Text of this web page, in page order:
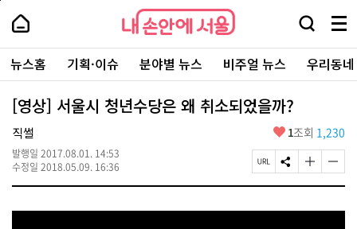
본
로
가
내
손
안
에
서
울
-
서
울
시
대
표
소
포
내
손
에
울
검
창
열
기
메
뉴
전
체
보
주
요
서
뉴스홈 기획·이슈 분야별 뉴스 비주얼 뉴스 우리동
[영상] 서울시 청년수당은 왜 취소되었을까?
직썰
발행일 2017.08.01. 14:53
수정일 2018.05.09. 16:36
좋
요
1조회 1,230
페
이
U
S
N
공
글
자
기
글
자
기
페
상
단
로